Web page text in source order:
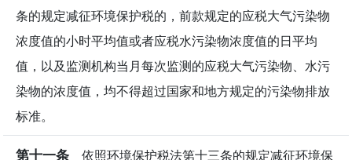
条的规定减征环境保护税的，前款规定的应税大气污染物
浓度值的小时平均值或者应税水污染物浓度值的日平均
值，以及监测机构当月每次监测的应税大气污染物、水污
染物的浓度值，均不得超过国家和地方规定的污染物排放
标准。
第十一条 依照环境保护税法第十三条的规定减征环境保